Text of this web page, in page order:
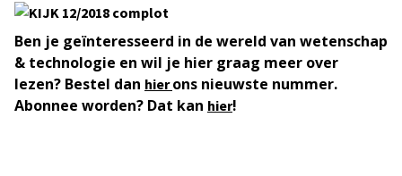
Ben je geïnteresseerd in de wereld van wetenschap
& technologie en wil je hier graag meer over
lezen? Bestel dan hierons nieuwste nummer.
Abonnee worden? Dat kan hier!